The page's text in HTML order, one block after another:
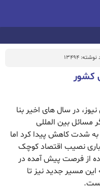
13494
کشور
در سال‌ های اخیر بنا
مسائل بین المللی
شدت کاهش پیدا کرد اما
نصیب اقتصاد کوچک
از فرصت پیش آمده در
این مسیر جدید نیز تا
است.